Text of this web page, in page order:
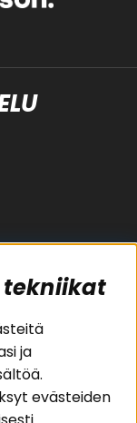
ja
tekniikat
ja
evästeiden